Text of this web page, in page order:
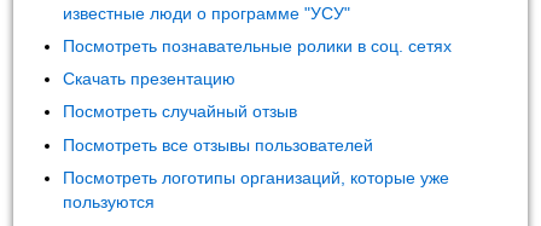
известные люди о программе "УСУ"
Посмотреть познавательные ролики в соц. сетях
Скачать презентацию
Посмотреть случайный отзыв
Посмотреть все отзывы пользователей
Посмотреть логотипы организаций, которые уже
пользуются